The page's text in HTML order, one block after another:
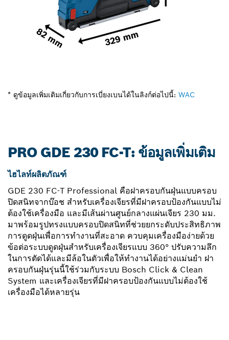
* ดูข้อมูลเพิ่มเติมเกี่ยวกับการเบี่ยงเบนได้ในลิงก์ต่อไปนี้: WAC
PRO GDE 230 FC-T: ข้อมูลเพิ่มเติม
ไฮไลท์ผลิตภัณฑ์
GDE 230 FC-T Professional คือฝาครอบกันฝุ่นแบบครอบ
ปิดสนิทจากบ๊อช สำหรับเครื่องเจียรที่มีฝาครอบป้องกันแบบไม่
ต้องใช้เครื่องมือ และมีเส้นผ่านศูนย์กลางแผ่นเจียร 230 มม.
มาพร้อมรูปทรงแบบครอบปิดสนิทที่ช่วยยกระดับประสิทธิภาพ
การดูดฝุ่นเพื่อการทำงานที่สะอาด ควบคุมเครื่องมือง่ายด้วย
ข้อต่อระบบดูดฝุ่นสำหรับเครื่องเจียรแบบ 360° ปรับความลึก
ในการตัดได้และมีล้อในตัวเพื่อให้ทำงานได้อย่างแม่นยำ ฝา
ครอบกันฝุ่นรุ่นนี้ใช้ร่วมกับระบบ Bosch Click & Clean
System และเครื่องเจียรที่มีฝาครอบป้องกันแบบไม่ต้องใช้
เครื่องมือได้หลายรุ่น